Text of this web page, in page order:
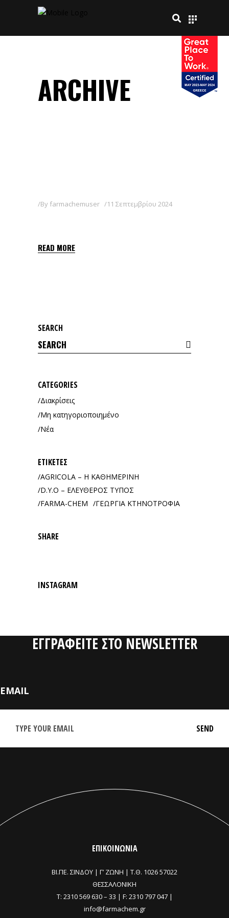
ARCHIVE
By farmachemuser 11 Σεπτεμβρίου 2024
READ MORE
SEARCH
Search
for:
CATEGORIES
Διακρίσεις
Μη κατηγοριοποιημένο
Νέα
ΕΤΙΚΈΤΕΣ
AGRICOLA – Η ΚΑΘΗΜΕΡΙΝΗ
D.Y.O – ΕΛΕΥΘΕΡΟΣ ΤΥΠΟΣ
FARMA-CHEM
ΓΕΩΡΓΙΑ ΚΤΗΝΟΤΡΟΦΙΑ
SHARE
INSTAGRAM
ΕΓΓΡΑΦΕΙΤΕ ΣΤΟ NEWSLETTER
EMAIL
ΕΠΙΚΟΙΝΩΝΙΑ
ΒΙ.ΠΕ. ΣΙΝΔΟΥ | Γ’ ΖΩΝΗ | Τ.Θ. 1026 57022
ΘΕΣΣΑΛΟΝΙΚΗ
T: 2310 569 630– 33 | F: 2310 797 047 |
info@farmachem.gr